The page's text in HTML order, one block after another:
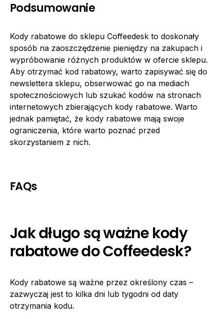
Podsumowanie
Kody rabatowe do sklepu Coffeedesk to doskonały
sposób na zaoszczędzenie pieniędzy na zakupach i
wypróbowanie różnych produktów w ofercie sklepu.
Aby otrzymać kod rabatowy, warto zapisywać się do
newslettera sklepu, obserwować go na mediach
społecznościowych lub szukać kodów na stronach
internetowych zbierających kody rabatowe. Warto
jednak pamiętać, że kody rabatowe mają swoje
ograniczenia, które warto poznać przed
skorzystaniem z nich.
FAQs
Jak długo są ważne kody
rabatowe do Coffeedesk?
Kody rabatowe są ważne przez określony czas –
zazwyczaj jest to kilka dni lub tygodni od daty
otrzymania kodu.